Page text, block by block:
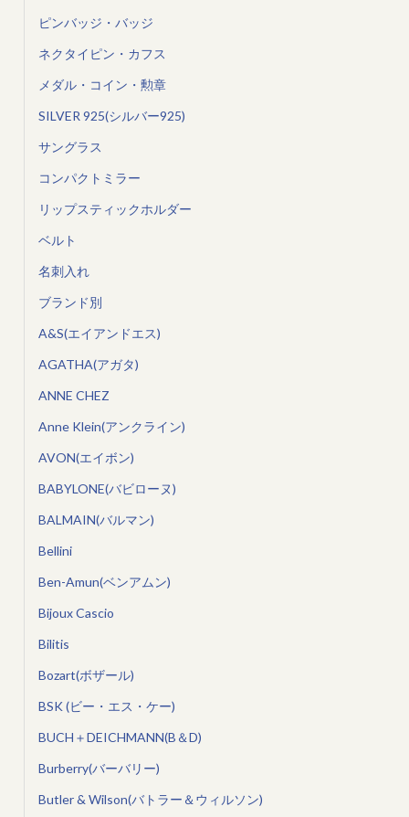
ピンバッジ・バッジ
ネクタイピン・カフス
メダル・コイン・勲章
SILVER 925(シルバー925)
サングラス
コンパクトミラー
リップスティックホルダー
ベルト
名刺入れ
ブランド別
A&S(エイアンドエス)
AGATHA(アガタ)
ANNE CHEZ
Anne Klein(アンクライン)
AVON(エイボン)
BABYLONE(バビローヌ)
BALMAIN(バルマン)
Bellini
Ben-Amun(ベンアムン)
Bijoux Cascio
Bilitis
Bozart(ボザール)
BSK (ビー・エス・ケー)
BUCH＋DEICHMANN(B＆D)
Burberry(バーバリー)
Butler & Wilson(バトラー＆ウィルソン)